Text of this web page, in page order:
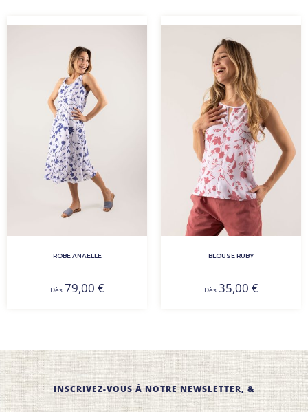
ROBE ANAELLE
Dès 79,00 €
BLOUSE RUBY
Dès 35,00 €
INSCRIVEZ-VOUS À NOTRE NEWSLETTER, &